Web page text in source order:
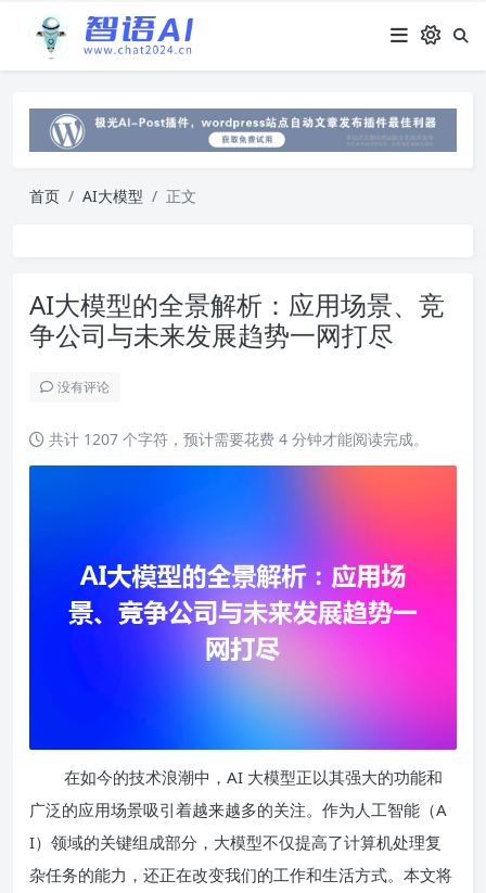
首页 AI大模型 正文
AI大模型的全景解析：应用场景、竞
争公司与未来发展趋势一网打尽
没有评论
共计 1207 个字符，预计需要花费 4 分钟才能阅读完成。
在如今的技术浪潮中，AI 大模型正以其强大的功能和
广泛的应用场景吸引着越来越多的关注。作为人工智能（A
I）领域的关键组成部分，大模型不仅提高了计算机处理复
杂任务的能力，还正在改变我们的工作和生活方式。本文将